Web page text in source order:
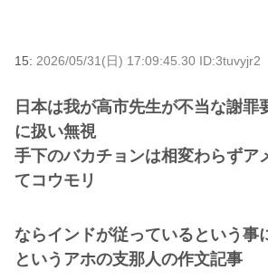
15: 2026/05/31(日) 17:09:45.30 ID:3tuvyjr2
日本は我が高市先生が不当な謝罪
に扱い無視
手下のバカチョンは相変わらずア
てコウモリ
ならインドが従っているという事
というアホの支那人の作文記事